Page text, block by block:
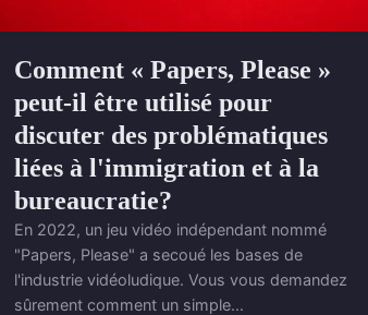
Comment « Papers, Please »
peut-il être utilisé pour
discuter des problématiques
liées à l'immigration et à la
bureaucratie?
En 2022, un jeu vidéo indépendant nommé
"Papers, Please" a secoué les bases de
l'industrie vidéoludique. Vous vous demandez
sûrement comment un simple...